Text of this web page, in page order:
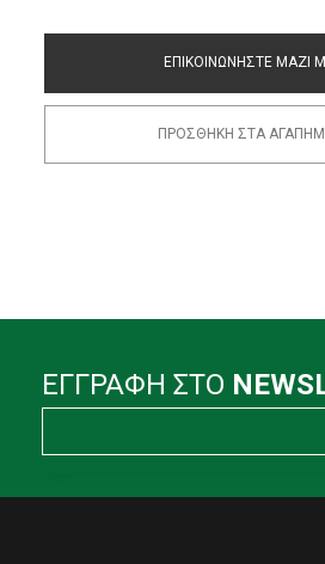
ΕΠΙΚΟΙΝΩΝΗΣΤΕ ΜΑΖΙ
ΠΡΟΣΘΗΚΗ ΣΤΑ
ΕΓΓΡΑΦΗ ΣΤΟ